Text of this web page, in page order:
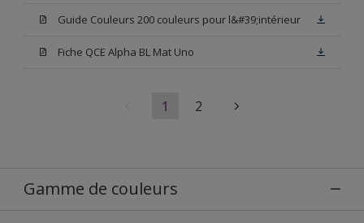
Guide Couleurs 200 couleurs pour l&#39;intérieur
Fiche QCE Alpha BL Mat Uno
1 2
Gamme de couleurs